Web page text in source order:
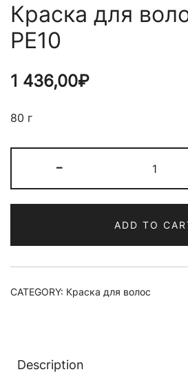
Краска для
PE10
1 436,00₽
80 г
-
для
волос
PE10
ADD TO
CATEGORY: Краска для волос
Description